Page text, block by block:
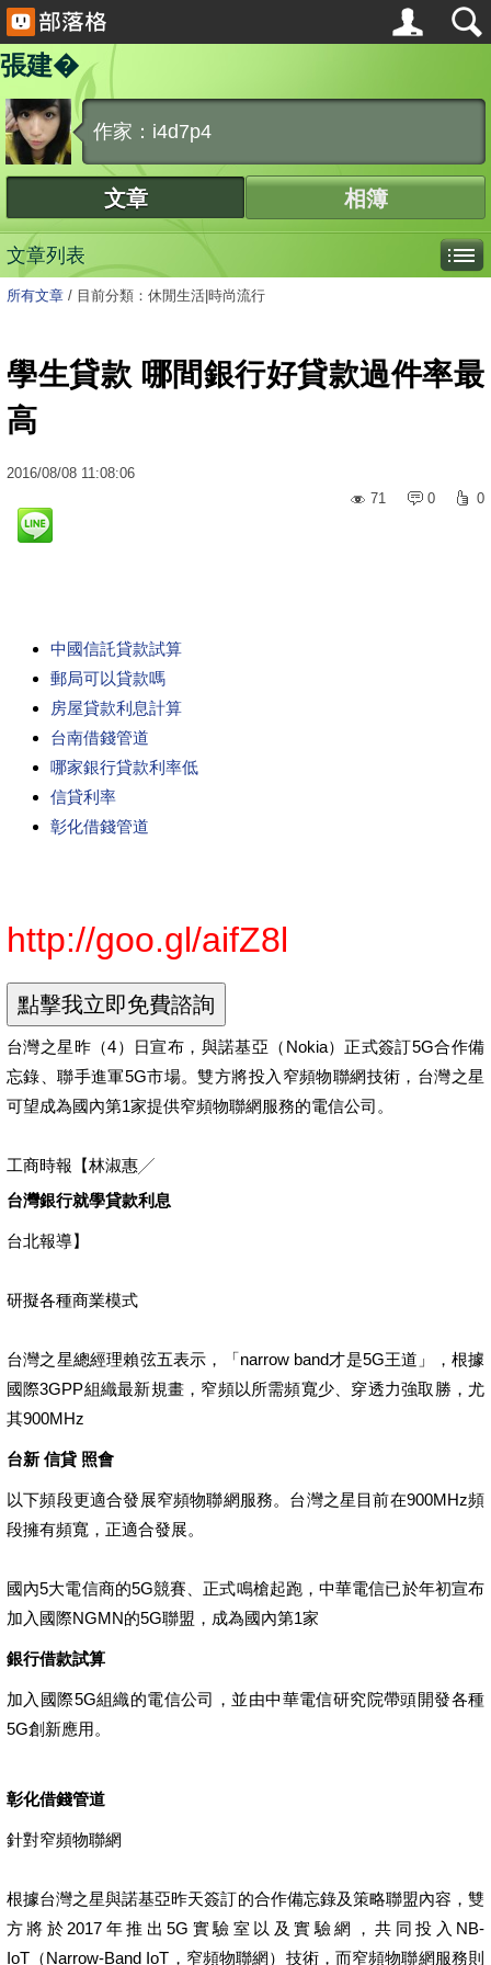
張建�
作家：i4d7p4
文章 相簿
文章列表
所有文章 / 目前分類：休閒生活|時尚流行
學生貸款 哪間銀行好貸款過件率最
高
2016/08/08 11:08:06
71
0 0
中國信託貸款試算
郵局可以貸款嗎
房屋貸款利息計算
台南借錢管道
哪家銀行貸款利率低
信貸利率
彰化借錢管道
http://goo.gl/aifZ8l
台灣之星昨（4）日宣布，與諾基亞（Nokia）正式簽訂5G合作備
忘錄、聯手進軍5G市場。雙方將投入窄頻物聯網技術，台灣之星
可望成為國內第1家提供窄頻物聯網服務的電信公司。
工商時報【林淑惠╱
台灣銀行就學貸款利息
台北報導】
研擬各種商業模式
台灣之星總經理賴弦五表示，「narrow band才是5G王道」，根據
國際3GPP組織最新規畫，窄頻以所需頻寬少、穿透力強取勝，尤
其900MHz
台新 信貸 照會
以下頻段更適合發展窄頻物聯網服務。台灣之星目前在900MHz頻
段擁有頻寬，正適合發展。
國內5大電信商的5G競賽、正式鳴槍起跑，中華電信已於年初宣布
加入國際NGMN的5G聯盟，成為國內第1家
銀行借款試算
加入國際5G組織的電信公司，並由中華電信研究院帶頭開發各種
5G創新應用。
彰化借錢管道
針對窄頻物聯網
根據台灣之星與諾基亞昨天簽訂的合作備忘錄及策略聯盟內容，雙
方將於2017年推出5G實驗室以及實驗網，共同投入NB-
IoT（Narrow-Band IoT，窄頻物聯網）技術，而窄頻物聯網服務則